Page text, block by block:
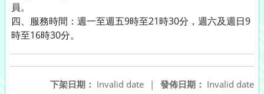
員。
四、服務時間：週一至週五9時至21時30分，週六及週日9
時至16時30分。
發佈日期： Invalid date
下架日期： Invalid date
|